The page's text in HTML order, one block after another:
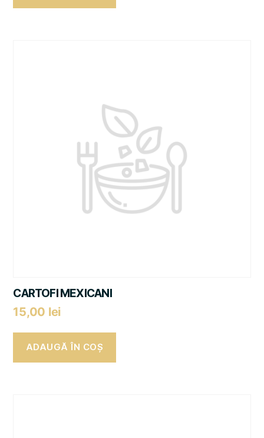
CARTOFI MEXICANI
15,00 lei
ADAUGĂ ÎN COȘ